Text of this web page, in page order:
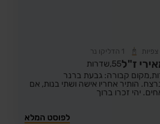
צפיות 1 הדליקו נר
ז"ל55, שדרות
מקום קבורה: גבעת ברנר
הותיר אחריו אישה ושתי בנות, אם
יהי זכרו ברוך
לפוסט המלא